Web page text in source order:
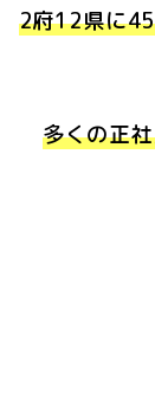
2府12県に
多くの正